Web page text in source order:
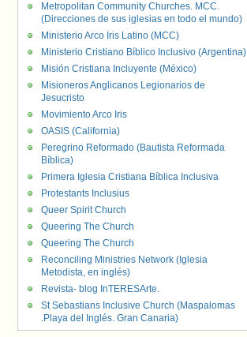
Metropolitan Community Churches. MCC.
(Direcciones de sus iglesias en todo el mundo)
Ministerio Arco Iris Latino (MCC)
Ministerio Cristiano Bíblico Inclusivo (Argentina)
Misión Cristiana Incluyente (México)
Misioneros Anglicanos Legionarios de
Jesucristo
Movimiento Arco Iris
OASIS (California)
Peregrino Reformado (Bautista Reformada
Bíblica)
Primera Iglesia Cristiana Bíblica Inclusiva
Protestants Inclusius
Queer Spirit Church
Queering The Church
Queering The Church
Reconciling Ministries Network (Iglesia
Metodista, en inglés)
Revista- blog InTERESArte.
St Sebastians Inclusive Church (Maspalomas
.Playa del Inglés. Gran Canaria)